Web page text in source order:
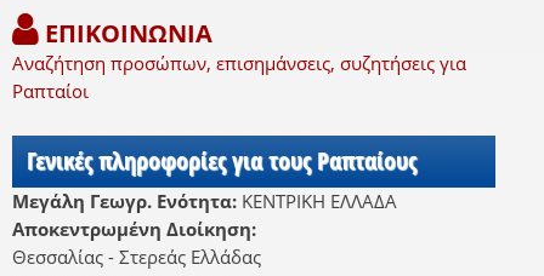
ΕΠΙΚΟΙΝΩΝΙΑ
Αναζήτηση προσώπων, επισημάνσεις, συζητήσεις για
Ραπταίοι
Γενικές πληροφορίες για τους Ραπταίους
Μεγάλη Γεωγρ. Ενότητα: ΚΕΝΤΡΙΚΗ ΕΛΛΑΔΑ
Αποκεντρωμένη Διοίκηση:
Θεσσαλίας - Στερεάς Ελλάδας